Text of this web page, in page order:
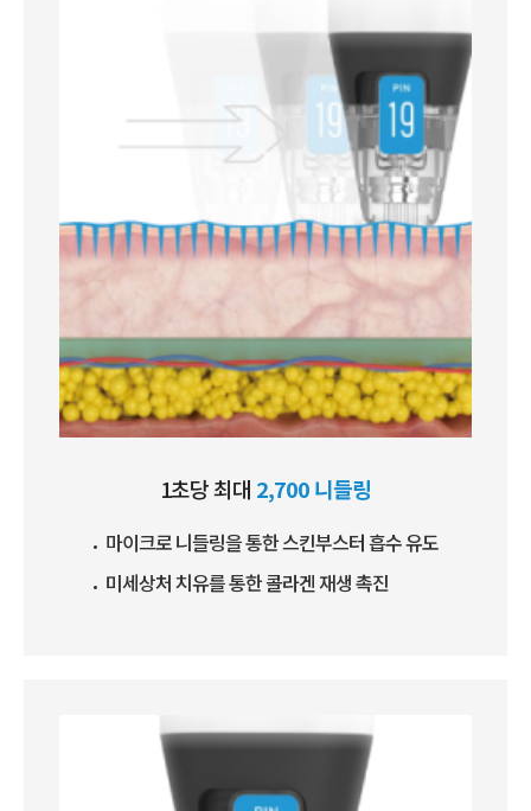
1초당 최대 2,700 니들링
마이크로 니들링을 통한 스킨부스터 흡수 유도
미세상처 치유를 통한 콜라겐 재생 촉진